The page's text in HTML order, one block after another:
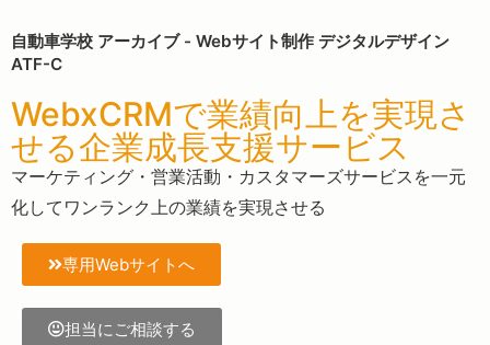
自動車学校 アーカイブ - Webサイト制作 デジタルデザイン
ATF-C
WebxCRMで業績向上を実現さ
せる企業成長支援サービス
マーケティング・営業活動・カスタマーズサービスを一元
化してワンランク上の業績を実現させる
専用Webサイトへ
担当にご相談する